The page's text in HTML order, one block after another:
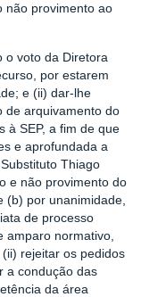
não provimento ao
o voto da Diretora
por estarem
e (ii) dar-lhe
de arquivamento do
à SEP, a fim de que
e aprofundada a
Thiago
e não provimento do
(b) por unanimidade,
de processo
amparo normativo,
rejeitar os pedidos
a condução das
da área